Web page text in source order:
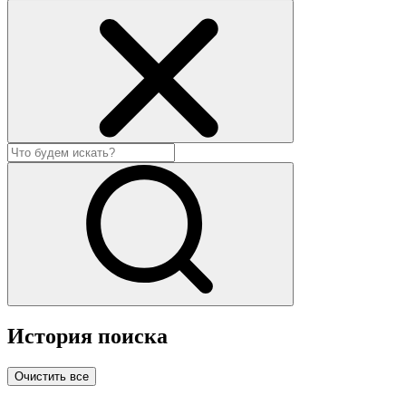
История поиска
Очистить все